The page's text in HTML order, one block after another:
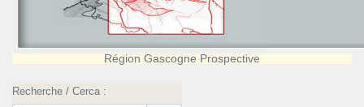
Région Gascogne Prospective
Recherche / Cerca :